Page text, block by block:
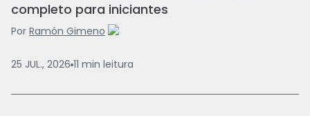
completo para iniciantes
Por Ramón Gimeno
25 JUL., 2026 11 min leitura